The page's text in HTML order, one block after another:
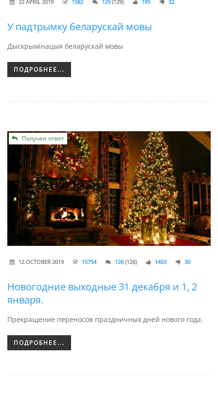
22 APRIL 2019 1582 129 (129) 195 32
У падтрымку беларускай мовы
Дыскрымінацыя беларускай мовы
ПОДРОБНЕЕ...
Получен ответ
12 OCTOBER 2019 15754 126 (126) 1453 30
Новогодние выходные 31 декабря и 1, 2
января.
Прекращение переносов праздничных дней нового года.
ПОДРОБНЕЕ...